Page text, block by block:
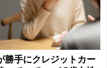
勝手にクレジットカー